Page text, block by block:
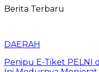
Berita Terbaru
DAERAH
Penipu E-Tiket PELNI